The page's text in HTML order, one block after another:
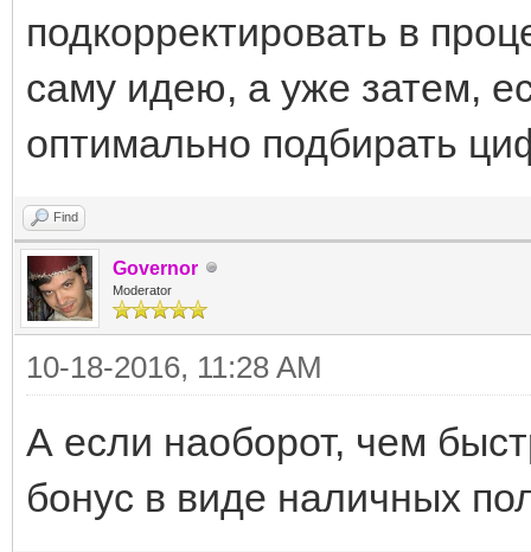
подкорректировать в
саму идею, а уже затем,
оптимально подбирать
Find
Governor
Moderator
10-18-2016, 11:28 AM
А если наоборот, чем
бонус в виде наличных